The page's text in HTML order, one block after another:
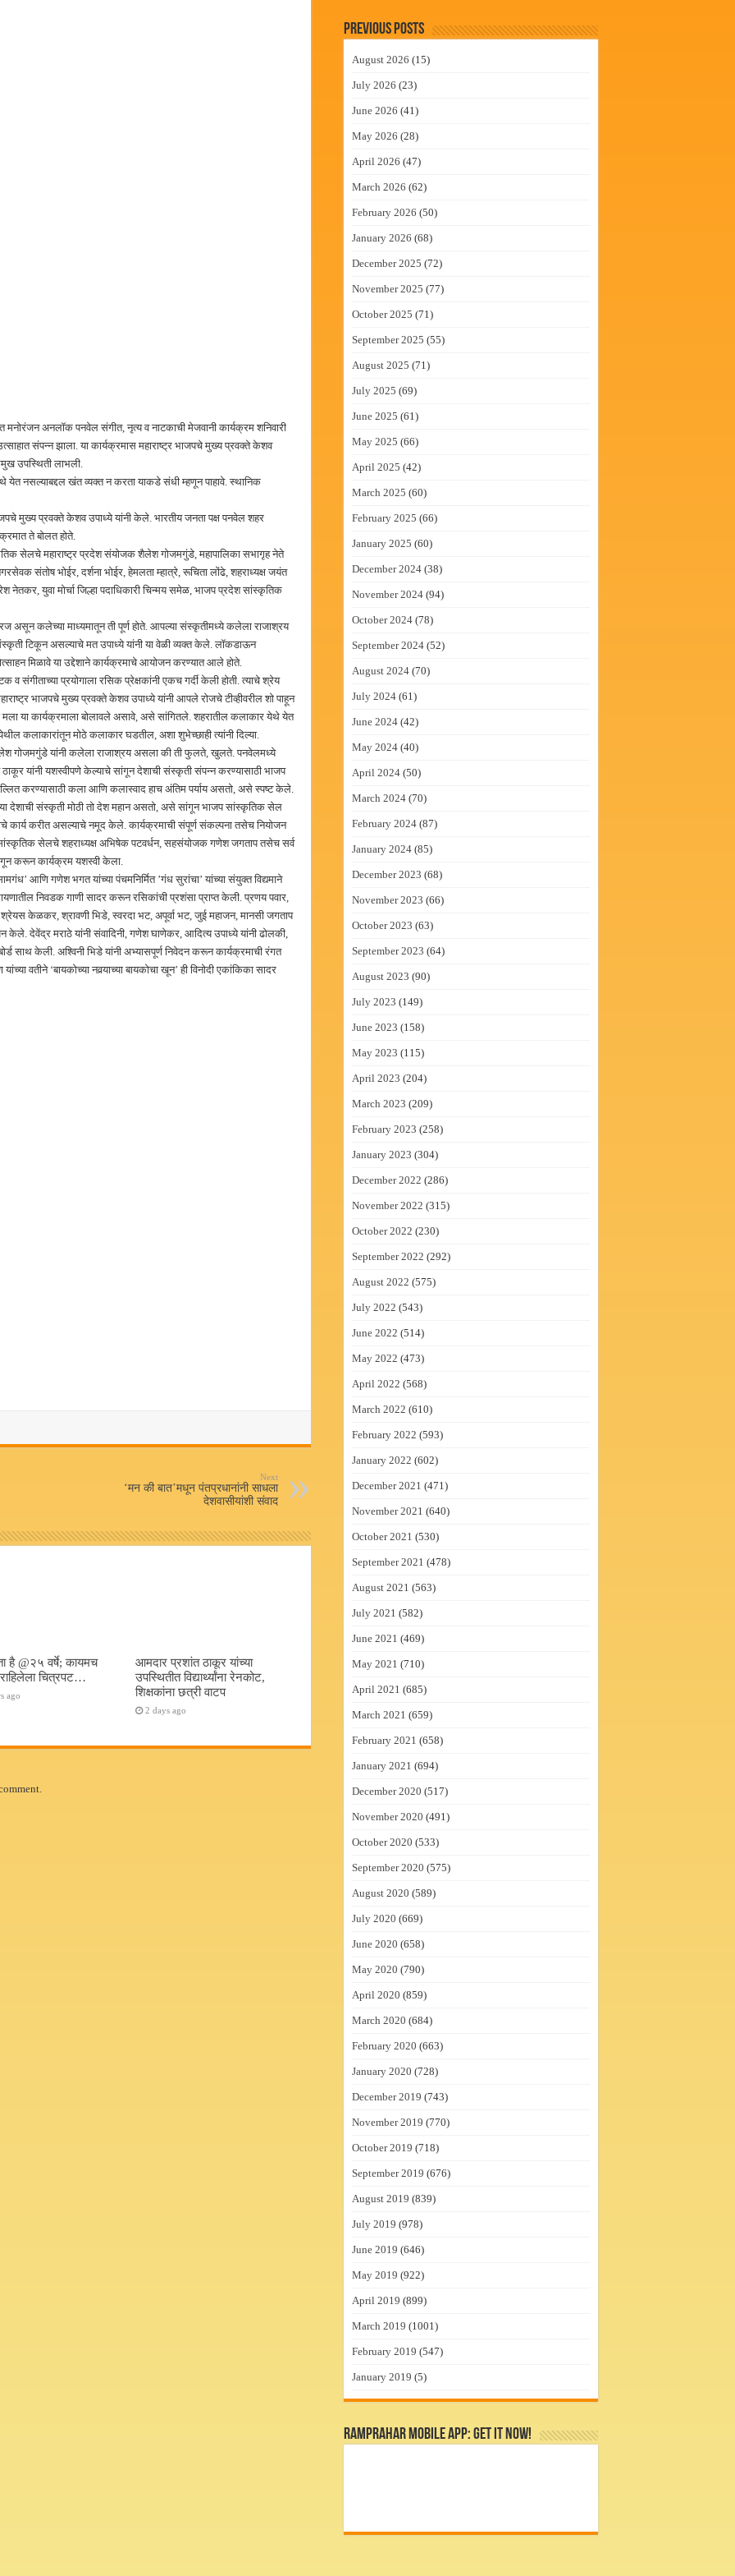
मुख्य प्रशासकीय कार्यालयासह भव्य मूट कोर्टचे बुधवारी उद्घाटन
अनलॉक पनवेल संगीत, नृत्य व नाटकाची मेजवानी कार्यक्रम शनिवारी
संपन्न झाला. या कार्यक्रमास महाराष्ट्र भाजपचे मुख्य प्रवक्ते केशव
उपस्थिती लाभली.
नसल्याबद्दल खंत व्यक्त न करता याकडे संधी म्हणून पाहावे. स्थानिक
मुख्य प्रवक्ते केशव उपाध्ये यांनी केले. भारतीय जनता पक्ष पनवेल शहर
ते बोलत होते.
सेलचे महाराष्ट्र प्रदेश संयोजक शैलेश गोजमगुंडे, महापालिका सभागृह नेते
संतोष भोईर, दर्शना भोईर, हेमलता म्हात्रे, रूचिता लोंढे, शहराध्यक्ष जयंत
नेतकर, युवा मोर्चा जिल्हा पदाधिकारी चिन्मय समेळ, भाजप प्रदेश सांस्कृतिक
असून कलेच्या माध्यमातून ती पूर्ण होते. आपल्या संस्कृतीमध्ये कलेला राजाश्रय
टिकून असल्याचे मत उपाध्ये यांनी या वेळी व्यक्त केले. लॉकडाऊन
मिळावे या उद्देशाने कार्यक्रमाचे आयोजन करण्यात आले होते.
संगीताच्या प्रयोगाला रसिक प्रेक्षकांनी एकच गर्दी केली होती. त्याचे श्रेय
भाजपचे मुख्य प्रवक्ते केशव उपाध्ये यांनी आपले रोजचे टीव्हीवरील शो पाहून
या कार्यक्रमाला बोलावले असावे, असे सांगितले. शहरातील कलाकार येथे येत
कलाकारांतून मोठे कलाकार घडतील, अशा शुभेच्छाही त्यांनी दिल्या.
गोजमगुंडे यांनी कलेला राजाश्रय असला की ती फुलते, खुलते. पनवेलमध्ये
यांनी यशस्वीपणे केल्याचे सांगून देशाची संस्कृती संपन्न करण्यासाठी भाजप
करण्यासाठी कला आणि कलास्वाद हाच अंतिम पर्याय असतो, असे स्पष्ट केले.
ज्या देशाची संस्कृती मोठी तो देश महान असतो, असे सांगून भाजप सांस्कृतिक सेल
कार्य करीत असल्याचे नमूद केले. कार्यक्रमाची संपूर्ण संकल्पना तसेच नियोजन
सांस्कृतिक सेलचे शहराध्यक्ष अभिषेक पटवर्धन, सहसंयोजक गणेश जगताप तसेच सर्व
करून कार्यक्रम यशस्वी केला.
आणि गणेश भगत यांच्या पंचमनिर्मित ’गंध सुरांचा’ यांच्या संयुक्त विद्यमाने
निवडक गाणी सादर करून रसिकांची प्रशंसा प्राप्त केली. प्रणय पवार,
केळकर, श्रावणी भिडे, स्वरदा भट, अपूर्वा भट, जुई महाजन, मानसी जगताप
केले. देवेंद्र मराठे यांनी संवादिनी, गणेश घाणेकर, आदित्य उपाध्ये यांनी ढोलकी,
साथ केली. अश्विनी भिडे यांनी अभ्यासपूर्ण निवेदन करून कार्यक्रमाची रंगत
यांच्या वतीने ‘बायकोच्या नवर्‍याच्या बायकोचा खून’ ही विनोदी एकांकिका सादर
Next
‘मन की बात’मधून पंतप्रधानांनी साधला
देशवासीयांशी संवाद
है @२५ वर्षे; कायमच
राहिलेला चित्रपट…
ago
आमदार प्रशांत ठाकूर यांच्या
उपस्थितीत विद्यार्थ्यांना रेनकोट,
शिक्षकांना छत्री वाटप
2 days ago
Previous Posts
August 2026 (15)
July 2026 (23)
June 2026 (41)
May 2026 (28)
April 2026 (47)
March 2026 (62)
February 2026 (50)
January 2026 (68)
December 2025 (72)
November 2025 (77)
October 2025 (71)
September 2025 (55)
August 2025 (71)
July 2025 (69)
June 2025 (61)
May 2025 (66)
April 2025 (42)
March 2025 (60)
February 2025 (66)
January 2025 (60)
December 2024 (38)
November 2024 (94)
October 2024 (78)
September 2024 (52)
August 2024 (70)
July 2024 (61)
June 2024 (42)
May 2024 (40)
April 2024 (50)
March 2024 (70)
February 2024 (87)
January 2024 (85)
December 2023 (68)
November 2023 (66)
October 2023 (63)
September 2023 (64)
August 2023 (90)
July 2023 (149)
June 2023 (158)
May 2023 (115)
April 2023 (204)
March 2023 (209)
February 2023 (258)
January 2023 (304)
December 2022 (286)
November 2022 (315)
October 2022 (230)
September 2022 (292)
August 2022 (575)
July 2022 (543)
June 2022 (514)
May 2022 (473)
April 2022 (568)
March 2022 (610)
February 2022 (593)
January 2022 (602)
December 2021 (471)
November 2021 (640)
October 2021 (530)
September 2021 (478)
August 2021 (563)
July 2021 (582)
June 2021 (469)
May 2021 (710)
April 2021 (685)
March 2021 (659)
February 2021 (658)
January 2021 (694)
December 2020 (517)
November 2020 (491)
October 2020 (533)
September 2020 (575)
August 2020 (589)
July 2020 (669)
June 2020 (658)
May 2020 (790)
April 2020 (859)
March 2020 (684)
February 2020 (663)
January 2020 (728)
December 2019 (743)
November 2019 (770)
October 2019 (718)
September 2019 (676)
August 2019 (839)
July 2019 (978)
June 2019 (646)
May 2019 (922)
April 2019 (899)
March 2019 (1001)
February 2019 (547)
January 2019 (5)
RamPrahar Mobile App: Get it Now!